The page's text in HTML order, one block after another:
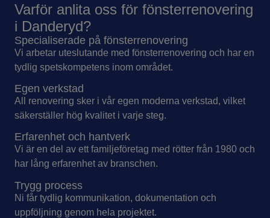
Varför anlita oss för fönsterrenovering
i Danderyd?
Specialiserade på fönsterrenovering
Vi arbetar uteslutande med fönsterrenovering och har en
tydlig spetskompetens inom området.
Egen verkstad
All renovering sker i vår egen moderna verkstad, vilket
säkerställer hög kvalitet i varje steg.
Erfarenhet och hantverk
Vi är en del av ett familjeföretag med rötter från 1980 och
har lång erfarenhet av branschen.
Trygg process
Ni får tydlig kommunikation, dokumentation och
uppföljning genom hela projektet.